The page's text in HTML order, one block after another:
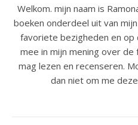
Welkom. mijn naam is
boeken onderdeel uit van
favoriete bezigheden en op
mee in mijn mening over
mag lezen en recenseren.
dan niet om me